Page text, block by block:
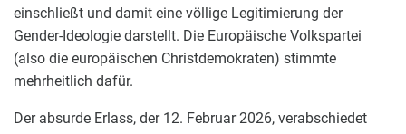
einschließt und damit eine völlige Legitimierung der
Gender-Ideologie darstellt. Die Europäische Volkspartei
(also die europäischen Christdemokraten) stimmte
mehrheitlich dafür.
Der absurde Erlass, der 12. Februar 2026, verabschiedet